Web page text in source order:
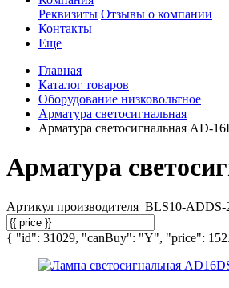
Реквизиты Отзывы о компании
Контакты
Еще
Главная
Каталог товаров
Оборудование низковольтное
Арматура светосигнальная
Арматура светосигнальная AD-
Арматура
Артикул производителя BLS10-ADDS-
{ "id": 31029, "canBuy": "Y", "price":